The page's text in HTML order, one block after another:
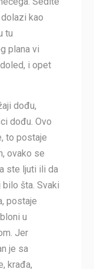
kao
tu
plana vi
i opet
dođu,
dođu. Ovo
to postaje
ovako se
ste ljuti ili da
šta. Svaki
postaje
u
Jer
je sa
krađa,